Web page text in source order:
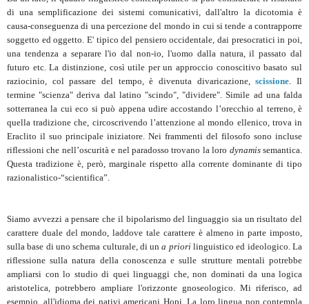
di una semplificazione dei sistemi comunicativi, dall'altro la dicotomia è
causa-conseguenza di una percezione del mondo in cui si tende a contrapporre
soggetto ed oggetto. E' tipico del pensiero occidentale, dai presocratici in poi,
una tendenza a separare l'io dal non-io, l'uomo dalla natura, il passato dal
futuro etc. La distinzione, così utile per un approccio conoscitivo basato sul
raziocinio, col passare del tempo, è divenuta divaricazione,scissione . Il
termine "scienza" deriva dal latino "scindo", "dividere". Simile ad una falda
sotterranea la cui eco si può appena udire accostando l’orecchio al terreno, è
quella tradizione che, circoscrivendo l’attenzione al mondo ellenico, trova in
Eraclito il suo principale iniziatore. Nei frammenti del filosofo sono incluse
riflessioni che nell’oscurità e nel paradosso trovano la loro dynamissemantica.
Questa tradizione è, però, marginale rispetto alla corrente dominante di tipo
razionalistico-“scientifica”.
Siamo avvezzi a pensare che il bipolarismo del linguaggio sia un risultato del
carattere duale del mondo, laddove tale carattere è almeno in parte imposto,
sulla base di uno schema culturale, di una priori linguistico ed ideologico. La
riflessione sulla natura della conoscenza e sulle strutture mentali potrebbe
ampliarsi con lo studio di quei linguaggi che, non dominati da una logica
aristotelica, potrebbero ampliare l'orizzonte gnoseologico. Mi riferisco, ad
esempio, all'idioma dei nativi americani Hopi. La loro lingua non contempla